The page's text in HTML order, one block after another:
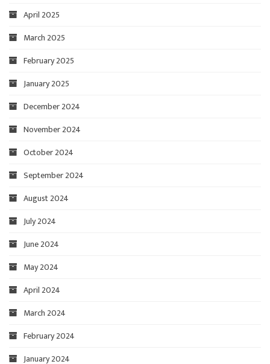
April 2025
March 2025
February 2025
January 2025
December 2024
November 2024
October 2024
September 2024
August 2024
July 2024
June 2024
May 2024
April 2024
March 2024
February 2024
January 2024